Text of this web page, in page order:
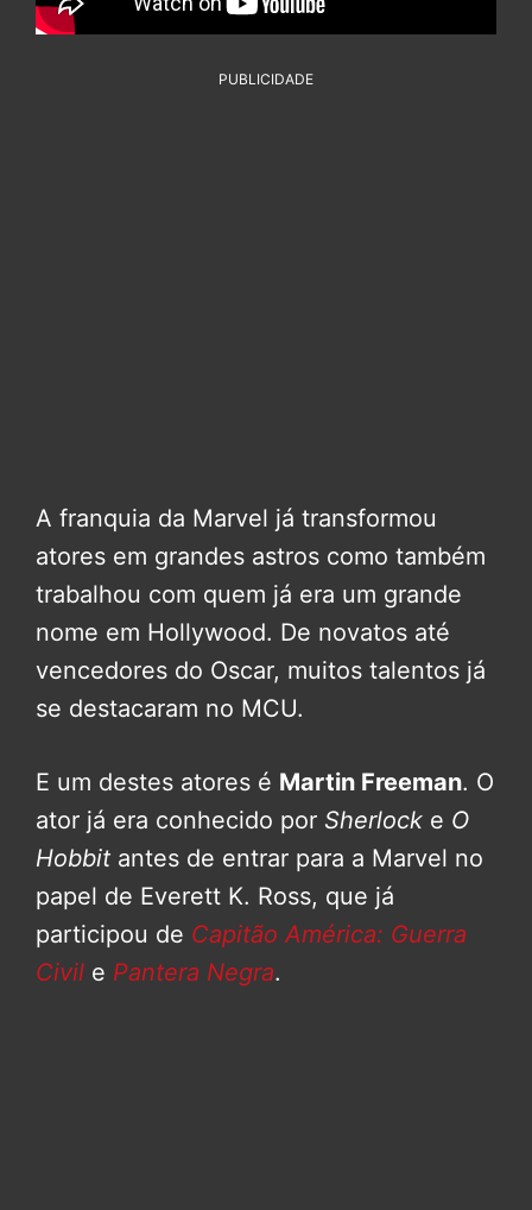
PUBLICIDADE
A franquia da Marvel já transformou
atores em grandes astros como também
trabalhou com quem já era um grande
nome em Hollywood. De novatos até
vencedores do Oscar, muitos talentos já
se destacaram no MCU.
E um destes atores é Martin Freeman. O
ator já era conhecido por Sherlock e O
Hobbit antes de entrar para a Marvel no
papel de Everett K. Ross, que já
participou de Capitão América: Guerra
Civil e Pantera Negra.